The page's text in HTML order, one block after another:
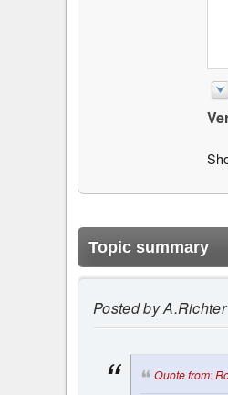
Topic summary
Posted byA.Richter
Quote from: